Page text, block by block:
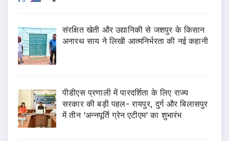
संरक्षित खेती और उद्यानिकी से जशपुर के किसान
अनारथ साय ने लिखी आत्मनिर्भरता की नई कहानी
पीडीएस प्रणाली में पारदर्शिता के लिए राज्य
सरकार की बड़ी पहल- रायपुर, दुर्ग और बिलासपुर
में तीन ‘अन्नपूर्ति ग्रेन एटीएम‘ का शुभारंभ